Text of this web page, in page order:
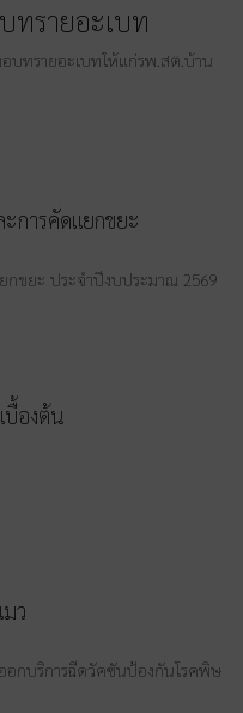
ทรายอะเบท
บทรายอะเบทให้แก่รพ.สต.บ้าน
ะการคัดแยกขยะ
กขยะ ประจำปีงบประมาณ 2569
บื้องต้น
ว
อกบริการฉีดวัคซันป้องกันโรคพิษ